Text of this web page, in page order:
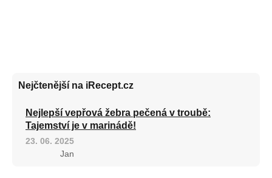
Nejčtenější na iRecept.cz
Nejlepší vepřová žebra pečená v troubě:
Tajemství je v marinádě!
23. 06. 2025
Jan